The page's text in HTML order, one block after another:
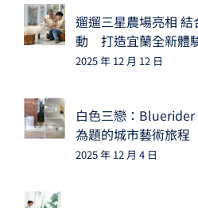
遛遛三星農場亮相
動 打造宜蘭全新體
2025 年 12 月 12 日
白色三戀：Bluerider
為題的城市藝術旅程
2025 年 12 月 4 日